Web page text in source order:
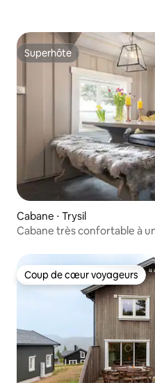
Superhôte
Superhôte
Cabane ⋅ Trysil
Cabane très confortable à
Coup de cœur voyageurs
Coup de cœur voyageurs